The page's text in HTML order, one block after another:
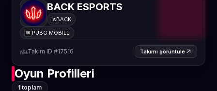
BACK ESPORTS
isBACK
PUBG MOBILE
groupsTakım ID #17516 Takımı görüntüle arrow_outward
Oyun Profilleri
1 toplam